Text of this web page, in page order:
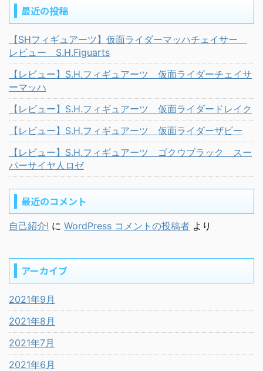
最近の投稿
【SHフィギュアーツ】仮面ライダーマッハチェイサー
レビュー S.H.Figuarts
【レビュー】S.H.フィギュアーツ 仮面ライダーチェイサ
ーマッハ
【レビュー】S.H.フィギュアーツ 仮面ライダードレイク
【レビュー】S.H.フィギュアーツ 仮面ライダーザビー
【レビュー】S.H.フィギュアーツ ゴクウブラック スー
パーサイヤ人ロゼ
最近のコメント
自己紹介! に WordPress コメントの投稿者 より
アーカイブ
2021年9月
2021年8月
2021年7月
2021年6月